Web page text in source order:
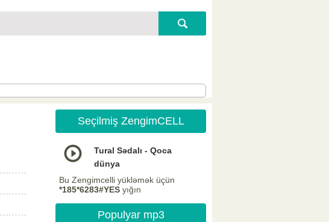
Seçilmiş ZengimCELL
Tural Sədalı - Qoca
dünya
Bu Zengimcelli yükləmək üçün
*185*6283#YES yığın
Populyar mp3